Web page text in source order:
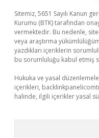
Sitemiz, 5651 Sayılı Kanun
Kurumu (BTK) tarafından
vermektedir. Bu nedenle,
veya araştırma
yazdıkları içeriklerin
bu sorumluluğu kabul etmiş
Hukuka ve yasal
içerikleri,
halinde, ilgili içerikler yasal